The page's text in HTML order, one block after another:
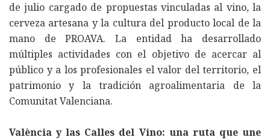
de julio cargado de propuestas vinculadas al vino, la
cerveza artesana y la cultura del producto local de la
mano de PROAVA. La entidad ha desarrollado
múltiples actividades con el objetivo de acercar al
público y a los profesionales el valor del territorio, el
patrimonio y la tradición agroalimentaria de la
Comunitat Valenciana.
València y las Calles del Vino: una ruta que une